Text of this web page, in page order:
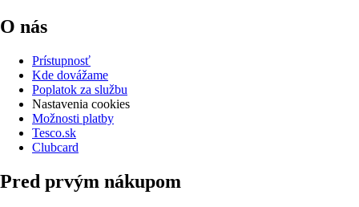
O nás
Prístupnosť
Kde dovážame
Poplatok za službu
Nastavenia cookies
Možnosti platby
Tesco.sk
Clubcard
Pred prvým nákupom